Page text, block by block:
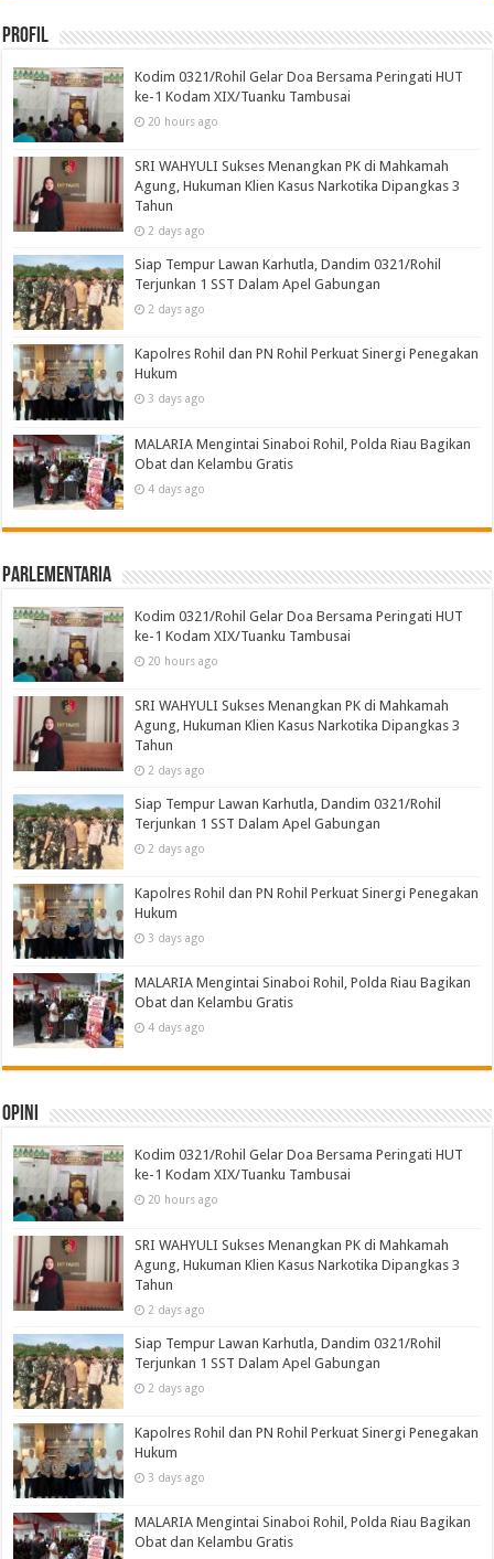
Profil
Kodim 0321/Rohil Gelar Doa Bersama Peringati HUT
ke-1 Kodam XIX/Tuanku Tambusai
20 hours ago
SRI WAHYULI Sukses Menangkan PK di Mahkamah
Agung, Hukuman Klien Kasus Narkotika Dipangkas 3
Tahun
2 days ago
Siap Tempur Lawan Karhutla, Dandim 0321/Rohil
Terjunkan 1 SST Dalam Apel Gabungan
2 days ago
Kapolres Rohil dan PN Rohil Perkuat Sinergi Penegakan
Hukum
3 days ago
MALARIA Mengintai Sinaboi Rohil, Polda Riau Bagikan
Obat dan Kelambu Gratis
4 days ago
Parlementaria
Kodim 0321/Rohil Gelar Doa Bersama Peringati HUT
ke-1 Kodam XIX/Tuanku Tambusai
20 hours ago
SRI WAHYULI Sukses Menangkan PK di Mahkamah
Agung, Hukuman Klien Kasus Narkotika Dipangkas 3
Tahun
2 days ago
Siap Tempur Lawan Karhutla, Dandim 0321/Rohil
Terjunkan 1 SST Dalam Apel Gabungan
2 days ago
Kapolres Rohil dan PN Rohil Perkuat Sinergi Penegakan
Hukum
3 days ago
MALARIA Mengintai Sinaboi Rohil, Polda Riau Bagikan
Obat dan Kelambu Gratis
4 days ago
Opini
Kodim 0321/Rohil Gelar Doa Bersama Peringati HUT
ke-1 Kodam XIX/Tuanku Tambusai
20 hours ago
SRI WAHYULI Sukses Menangkan PK di Mahkamah
Agung, Hukuman Klien Kasus Narkotika Dipangkas 3
Tahun
2 days ago
Siap Tempur Lawan Karhutla, Dandim 0321/Rohil
Terjunkan 1 SST Dalam Apel Gabungan
2 days ago
Kapolres Rohil dan PN Rohil Perkuat Sinergi Penegakan
Hukum
3 days ago
MALARIA Mengintai Sinaboi Rohil, Polda Riau Bagikan
Obat dan Kelambu Gratis